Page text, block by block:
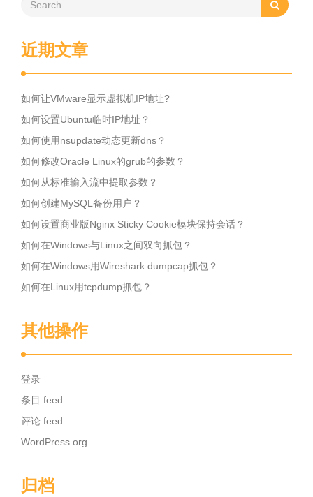
近期文章
如何让VMware显示虚拟机IP地址?
如何设置Ubuntu临时IP地址？
如何使用nsupdate动态更新dns？
如何修改Oracle Linux的grub的参数？
如何从标准输入流中提取参数？
如何创建MySQL备份用户？
如何设置商业版Nginx Sticky Cookie模块保持会话？
如何在Windows与Linux之间双向抓包？
如何在Windows用Wireshark dumpcap抓包？
如何在Linux用tcpdump抓包？
其他操作
登录
条目 feed
评论 feed
WordPress.org
归档